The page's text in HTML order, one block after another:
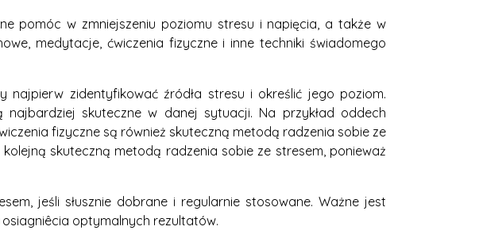
pomóc w zmniejszeniu poziomu stresu i napięcia, a także w
medytacje, ćwiczenia fizyczne i inne techniki świadomego
zidentyfikować źródła stresu i określić jego poziom.
skuteczne w danej sytuacji. Na przykład oddech
fizyczne są również skuteczną metodą radzenia sobie ze
skuteczną metodą radzenia sobie ze stresem, ponieważ
jeśli słusznie dobrane i regularnie stosowane. Ważne jest
optymalnych rezultatów.